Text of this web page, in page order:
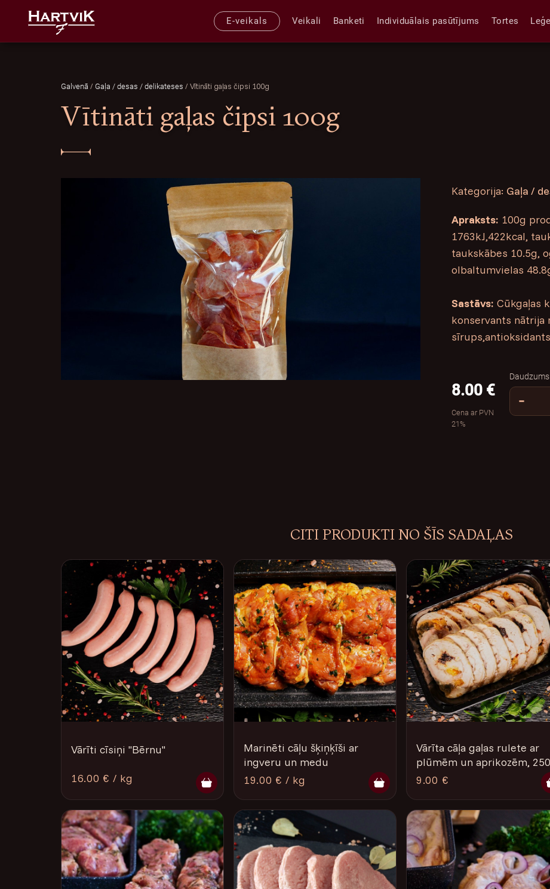
E-veikals Veikali Banketi Individuālais pasūtījums Tortes
Galvenā / Gaļa / desas / delikateses /Vītināti gaļas čipsi 100g
Vītināti gaļas čipsi 100g
Kategorija: Gaļa /
Apraksts: 100g
1763kJ,422kcal,
taukskābes 10.5g,
olbaltumvielas
Sastāvs: Cūkgaļas
konservants
8.00 €
Cena ar PVN
21%
Daudzums
−
CITI PRODUKTI NO ŠĪS SADAĻAS
Vārīti cīsiņi ''Bērnu''
16.00 € / kg
Marinēti cāļu šķiņķīši ar
ingveru un medu
19.00 € / kg
Vārīta cāļa gaļas rulete ar
plūmēm un aprikozēm,
9.00 €